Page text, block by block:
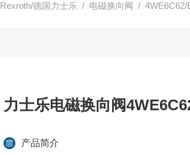
Rexroth/德国力士乐 / 电磁换向阀 / 4WE6C62/
力士乐电磁换向阀
产品简介